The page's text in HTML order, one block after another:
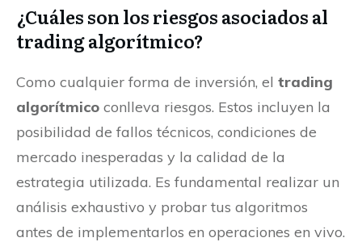
¿Cuáles son los riesgos asociados al
trading algorítmico?
Como cualquier forma de inversión, el trading
algorítmico conlleva riesgos. Estos incluyen la
posibilidad de fallos técnicos, condiciones de
mercado inesperadas y la calidad de la
estrategia utilizada. Es fundamental realizar un
análisis exhaustivo y probar tus algoritmos
antes de implementarlos en operaciones en vivo.